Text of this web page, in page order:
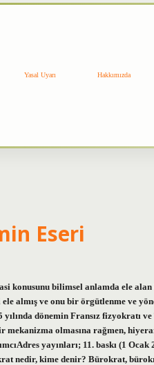
Yasal Uyarı Hakkımızda
Eseri
bilimsel anlamda ele alan
almış ve onu bir örgütlenme ve
dönemin Fransız fizyokratı
olmasına rağmen,
yayınları; 11. baskı (1
nedir, kime denir? Bürokrat,